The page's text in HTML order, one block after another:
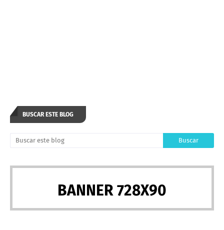
BUSCAR ESTE BLOG
BANNER 728X90